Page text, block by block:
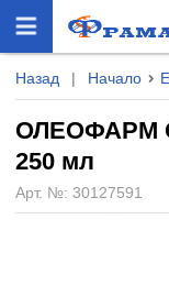
Назад | Начало
ОЛЕОФАРМ
250 мл
Арт. №: 30127591